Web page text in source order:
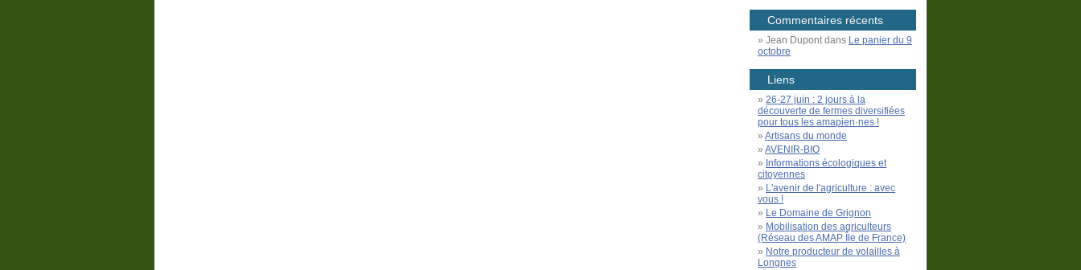
Commentaires récents
Jean Dupontdans Le panier du 9
octobre
Liens
26-27 juin : 2 jours à la
découverte de fermes diversifiées
pour tous les amapien·nes !
Artisans du monde
AVENIR-BIO
Informations écologiques et
citoyennes
L'avenir de l'agriculture : avec
vous !
Le Domaine de Grignon
Mobilisation des agriculteurs
(Réseau des AMAP Île de France)
Notre producteur de volailles à
Longnes